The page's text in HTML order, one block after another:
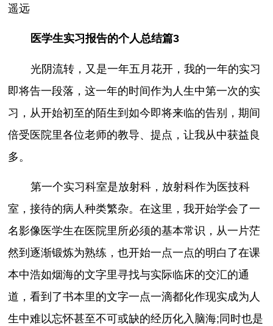
遥远
医学生实习报告的个人总结篇3
光阴流转，又是一年五月花开，我的一年的实习
即将告一段落，这一年的时间作为人生中第一次的实
习，从开始初至的陌生到如今即将来临的告别，期间
倍受医院里各位老师的教导、提点，让我从中获益良
多。
第一个实习科室是放射科，放射科作为医技科
室，接待的病人种类繁杂。在这里，我开始学会了一
名影像医学生在医院里所必须的基本常识，从一片茫
然到逐渐锻炼为熟练，也开始一点一点的明白了在课
本中浩如烟海的文字里寻找与实际临床的交汇的通
道，看到了书本里的文字一点一滴都化作现实成为人
生中难以忘怀甚至不可或缺的经历化入脑海;同时也是